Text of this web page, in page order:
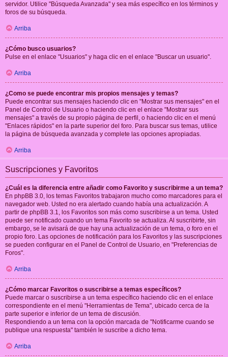
servidor. Utilice "Búsqueda Avanzada" y sea más específico en los términos y
foros de su búsqueda.
Arriba
¿Cómo busco usuarios?
Pulse en el enlace "Usuarios" y haga clic en el enlace "Buscar un usuario".
Arriba
¿Como se puede encontrar mis propios mensajes y temas?
Puede encontrar sus mensajes haciendo clic en "Mostrar sus mensajes" en el
Panel de Control de Usuario o haciendo clic en el enlace "Mostrar sus
mensajes" a través de su propio página de perfil, o haciendo clic en el menú
"Enlaces rápidos" en la parte superior del foro. Para buscar sus temas, utilice
la página de búsqueda avanzada y complete las opciones apropiadas.
Arriba
Suscripciones y Favoritos
¿Cuál es la diferencia entre añadir como Favorito y suscribirme a un tema?
En phpBB 3.0, los temas Favoritos trabajaron mucho como marcadores para el
navegador web. Usted no era alertado cuando había una actualización. A
partir de phpBB 3.1, los Favoritos son más como suscribirse a un tema. Usted
puede ser notificado cuando un tema Favorito se actualiza. Al suscribirte, sin
embargo, se le avisará de que hay una actualización de un tema, o foro en el
propio foro. Las opciones de notificación para los Favoritos y las suscripciones
se pueden configurar en el Panel de Control de Usuario, en "Preferencias de
Foros".
Arriba
¿Cómo marcar Favoritos o suscribirse a temas específicos?
Puede marcar o suscribirse a un tema específico haciendo clic en el enlace
correspondiente en el menú "Herramientas de Tema", ubicado cerca de la
parte superior e inferior de un tema de discusión.
Respondiendo a un tema con la opción marcada de "Notificarme cuando se
publique una respuesta" también le suscribe a dicho tema.
Arriba